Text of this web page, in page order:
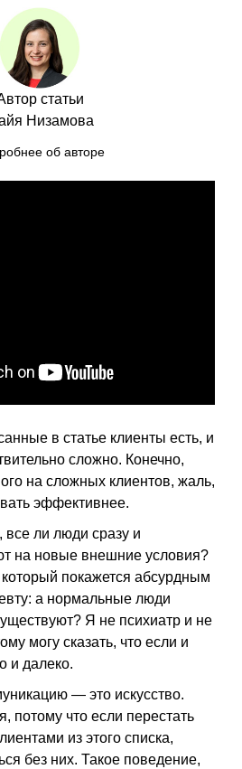
статьи
Низамова
об авторе
в статье клиенты есть, и
сложно. Конечно,
на сложных клиентов, жаль,
эффективнее.
все ли люди сразу и
на новые внешние условия?
покажется абсурдным
а нормальные люди
Я не психиатр и не
могу сказать, что если и
и далеко.
— это искусство.
потому что если перестать
из этого списка,
без них. Такое поведение,